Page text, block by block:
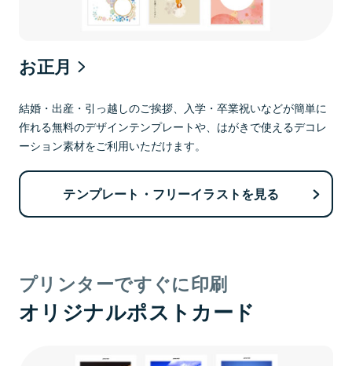
お正月
結婚・出産・引っ越しのご挨拶、入学・卒業祝いなどが簡単に
作れる無料のデザインテンプレートや、はがきで使えるデコレ
ーション素材をご利用いただけます。
テンプレート・フリーイラストを見る
プリンターですぐに印刷
オリジナルポストカード